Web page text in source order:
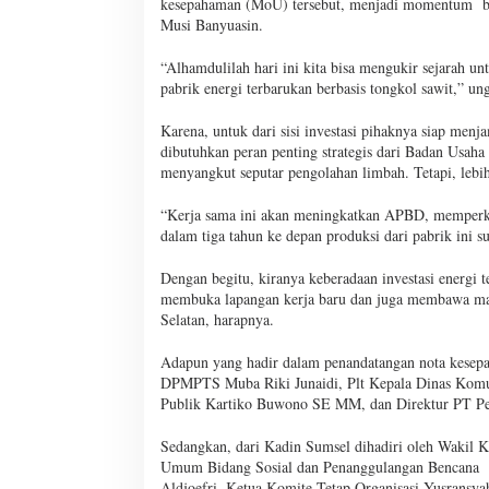
Musi Banyuasin.
“Alhamdulilah hari ini kita bisa mengukir sejarah
pabrik energi terbarukan berbasis tongkol sawit,”
Karena, untuk dari sisi investasi pihaknya siap
dibutuhkan peran penting strategis dari Badan
menyangkut seputar pengolahan limbah. Tetapi,
“Kerja sama ini akan meningkatkan APBD,
dalam tiga tahun ke depan produksi dari pabrik ini
Dengan begitu, kiranya keberadaan investasi
membuka lapangan kerja baru dan juga membawa
Selatan, harapnya.
Adapun yang hadir dalam penandatangan nota
DPMPTS Muba Riki Junaidi, Plt Kepala Dinas
Publik Kartiko Buwono SE MM, dan Direktur PT
Sedangkan, dari Kadin Sumsel dihadiri oleh Wakil
Umum Bidang Sosial dan Penanggulangan